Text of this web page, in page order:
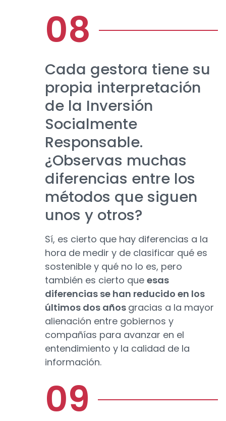
Cada gestora tiene su
propia interpretación
de la Inversión
Socialmente
Responsable.
¿Observas muchas
diferencias entre los
métodos que siguen
unos y otros?
Sí, es cierto que hay diferencias a la
hora de medir y de clasificar qué es
sostenible y qué no lo es, pero
también es cierto que esas
diferencias se han reducido en los
últimos dos años gracias a la mayor
alienación entre gobiernos y
compañías para avanzar en el
entendimiento y la calidad de la
información.